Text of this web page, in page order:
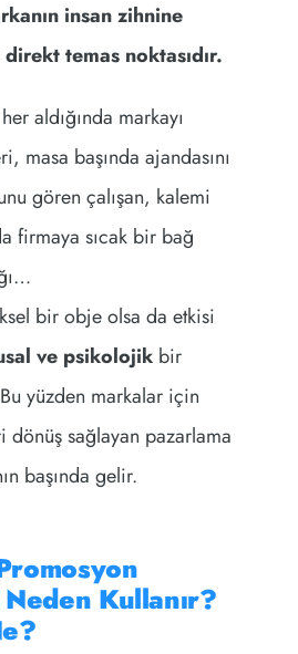
insan zihnine
temas noktasıdır.
aldığında markayı
masa başında ajandasını
gören çalışan, kalemi
firmaya sıcak bir bağ
bir obje olsa da etkisi
ve psikolojikbir
yüzden markalar için
dönüş sağlayan pazarlama
başında gelir.
Kullanır?